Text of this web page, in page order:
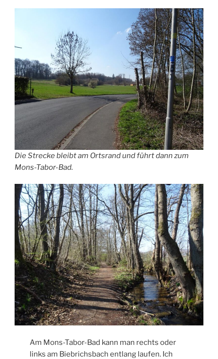
Die Strecke bleibt am Ortsrand und führt dann zum
Mons-Tabor-Bad.
Am Mons-Tabor-Bad kann man rechts oder
links am Biebrichsbach entlang laufen. Ich